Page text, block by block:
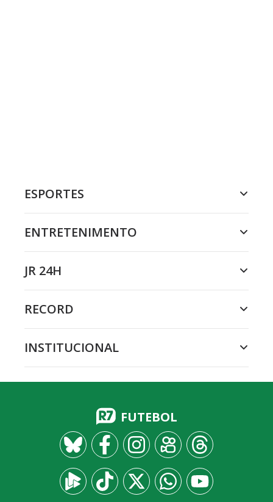
ESPORTES
ENTRETENIMENTO
JR 24H
RECORD
INSTITUCIONAL
FUTEBOL